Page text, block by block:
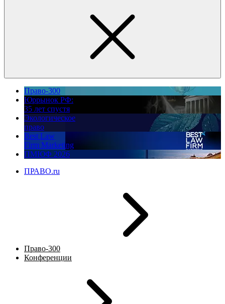
Право-300
Юррынок РФ:
35 лет спустя
Экологическое
право
Best Law
Firm Marketing
ПМЮФ 2026
ПРАВО.ru
Право-300
Конференции